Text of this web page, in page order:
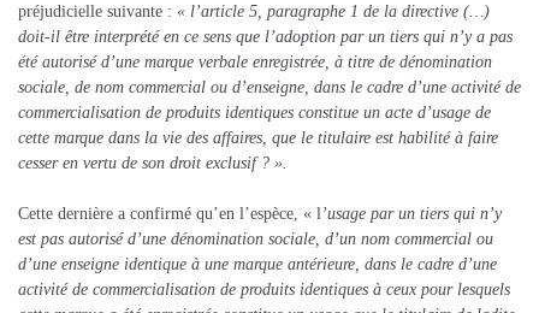
préjudicielle suivante : « l’article 5, paragraphe 1 de la directive (…)
doit-il être interprété en ce sens que l’adoption par un tiers qui n’y a pas
été autorisé d’une marque verbale enregistrée, à titre de dénomination
sociale, de nom commercial ou d’enseigne, dans le cadre d’une activité de
commercialisation de produits identiques constitue un acte d’usage de
cette marque dans la vie des affaires, que le titulaire est habilité à faire
cesser en vertu de son droit exclusif ? ».
Cette dernière a confirmé qu’en l’espèce, « l ’usage par un tiers qui n’y
est pas autorisé d’une dénomination sociale, d’un nom commercial ou
d’une enseigne identique à une marque antérieure, dans le cadre d’une
activité de commercialisation de produits identiques à ceux pour lesquels